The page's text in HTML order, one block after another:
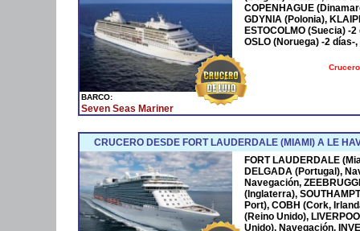
BARCO:
Seven Seas Mariner
COPENHAGUE
GDYNIA (Polonia),
ESTOCOLMO (Suecia) -
OSLO (Noruega) -2 días-,
CRUCERO DESDE FORT LAUDERDALE (MIAMI) A LE
FORT LAUDERDALE
DELGADA (Portugal),
Navegación,
(Inglaterra),
Port), COBH (Cork,
(Reino Unido),
Unido), Navegación,